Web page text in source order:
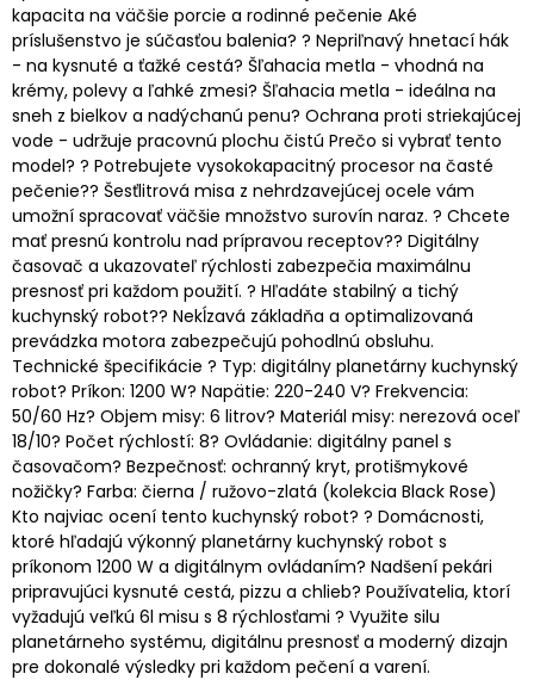
kapacita na väčšie porcie a rodinné pečenie Aké
príslušenstvo je súčasťou balenia? ? Nepriľnavý hnetací hák
- na kysnuté a ťažké cestá? Šľahacia metla - vhodná na
krémy, polevy a ľahké zmesi? Šľahacia metla - ideálna na
sneh z bielkov a nadýchanú penu? Ochrana proti striekajúcej
vode - udržuje pracovnú plochu čistú Prečo si vybrať tento
model? ? Potrebujete vysokokapacitný procesor na časté
pečenie?? Šesťlitrová misa z nehrdzavejúcej ocele vám
umožní spracovať väčšie množstvo surovín naraz. ? Chcete
mať presnú kontrolu nad prípravou receptov?? Digitálny
časovač a ukazovateľ rýchlosti zabezpečia maximálnu
presnosť pri každom použití. ? Hľadáte stabilný a tichý
kuchynský robot?? Nekĺzavá základňa a optimalizovaná
prevádzka motora zabezpečujú pohodlnú obsluhu.
Technické špecifikácie ? Typ: digitálny planetárny kuchynský
robot? Príkon: 1200 W? Napätie: 220-240 V? Frekvencia:
50/60 Hz? Objem misy: 6 litrov? Materiál misy: nerezová oceľ
18/10? Počet rýchlostí: 8? Ovládanie: digitálny panel s
časovačom? Bezpečnosť: ochranný kryt, protišmykové
nožičky? Farba: čierna / ružovo-zlatá (kolekcia Black Rose)
Kto najviac ocení tento kuchynský robot? ? Domácnosti,
ktoré hľadajú výkonný planetárny kuchynský robot s
príkonom 1200 W a digitálnym ovládaním? Nadšení pekári
pripravujúci kysnuté cestá, pizzu a chlieb? Používatelia, ktorí
vyžadujú veľkú 6l misu s 8 rýchlosťami ? Využite silu
planetárneho systému, digitálnu presnosť a moderný dizajn
pre dokonalé výsledky pri každom pečení a varení.